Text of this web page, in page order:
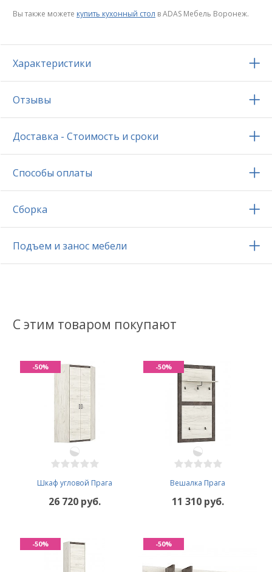
Вы также можете купить кухонный стол в ADAS Мебель Воронеж.
Характеристики
Отзывы
Доставка - Стоимость и сроки
Способы оплаты
Сборка
Подъем и занос мебели
С этим товаром покупают
Шкаф угловой Прага
26 720 руб.
-50%
Вешалка Прага
11 310 руб.
-50%
-50% -50%